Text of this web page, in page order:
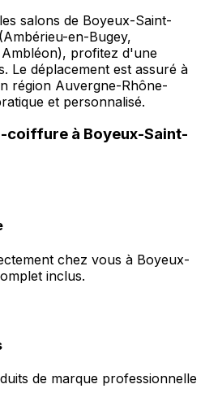
salons de Boyeux-Saint-
en-Bugey,
profitez d'une
Le déplacement est assuré à
région Auvergne-Rhône-
et personnalisé.
coiffure à Boyeux-Saint-
chez vous à Boyeux-
inclus.
de marque professionnelle